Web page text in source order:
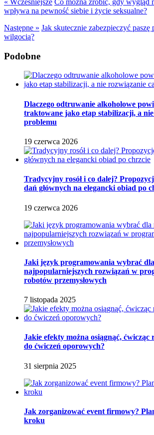
« Wcześniejsze Co można zrobić, gdy wygląd
wpływa na pewność siebie i życie seksualne?
Następne » Jak skutecznie zabezpieczyć paszę
wilgocią?
Podobne
Dlaczego odtruwanie alkoholowe
traktowane jako etap stabilizacji, a nie
problemu
19 czerwca 2026
Tradycyjny rosół i co dalej?
dań głównych na elegancki obiad po
19 czerwca 2026
Jaki język programowania wybrać
najpopularniejszych rozwiązań w
robotów przemysłowych
7 listopada 2025
Jakie efekty można osiągnąć, ćwicząc
do ćwiczeń oporowych?
31 sierpnia 2025
Jak zorganizować event firmowy?
kroku